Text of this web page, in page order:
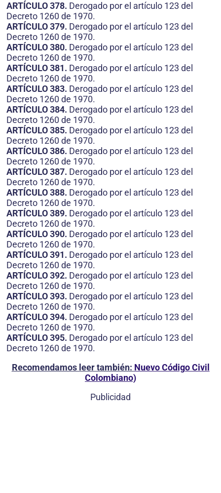
ARTÍCULO 378. Derogado por el artículo 123 del
Decreto 1260 de 1970.
ARTÍCULO 379. Derogado por el artículo 123 del
Decreto 1260 de 1970.
ARTÍCULO 380. Derogado por el artículo 123 del
Decreto 1260 de 1970.
ARTÍCULO 381. Derogado por el artículo 123 del
Decreto 1260 de 1970.
ARTÍCULO 383. Derogado por el artículo 123 del
Decreto 1260 de 1970.
ARTÍCULO 384. Derogado por el artículo 123 del
Decreto 1260 de 1970.
ARTÍCULO 385. Derogado por el artículo 123 del
Decreto 1260 de 1970.
ARTÍCULO 386. Derogado por el artículo 123 del
Decreto 1260 de 1970.
ARTÍCULO 387. Derogado por el artículo 123 del
Decreto 1260 de 1970.
ARTÍCULO 388. Derogado por el artículo 123 del
Decreto 1260 de 1970.
ARTÍCULO 389. Derogado por el artículo 123 del
Decreto 1260 de 1970.
ARTÍCULO 390. Derogado por el artículo 123 del
Decreto 1260 de 1970.
ARTÍCULO 391. Derogado por el artículo 123 del
Decreto 1260 de 1970.
ARTÍCULO 392. Derogado por el artículo 123 del
Decreto 1260 de 1970.
ARTÍCULO 393. Derogado por el artículo 123 del
Decreto 1260 de 1970.
ARTÍCULO 394. Derogado por el artículo 123 del
Decreto 1260 de 1970.
ARTÍCULO 395. Derogado por el artículo 123 del
Decreto 1260 de 1970.
Recomendamos leer también: Nuevo Código Civil
Colombiano)
Publicidad